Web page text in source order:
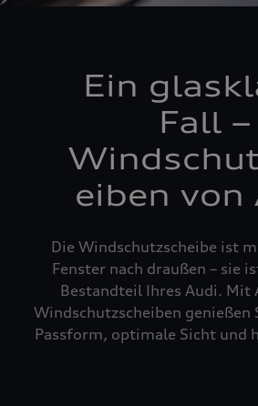
Ein
Fall –
eiben von
Die Windschutzscheibe ist
Fenster nach draußen – sie
Bestandteil Ihres Audi. Mit
Windschutzscheiben genießen
Passform, optimale Sicht und